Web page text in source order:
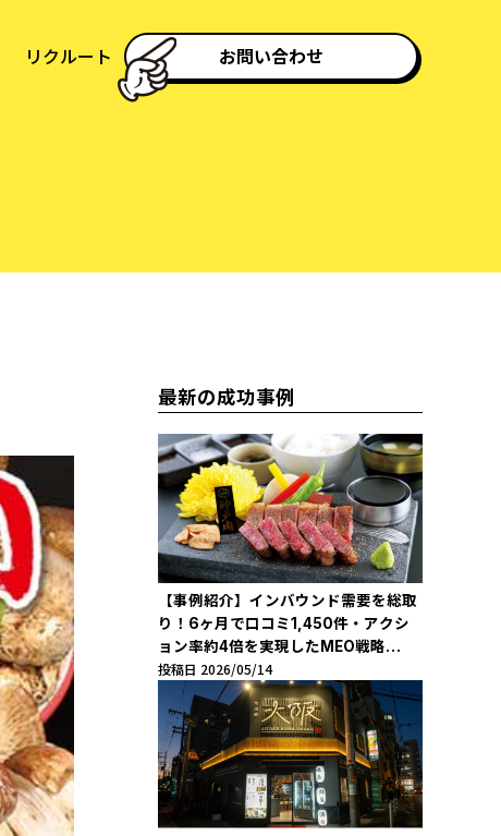
リクルート お問い合わせ
最新の成功事例
【事例紹介】インバウンド需要を総取
り！6ヶ月で口コミ1,450件・アクシ
ョン率約4倍を実現したMEO戦略
「KOBE BEEF FACTORY」
投稿日 2026/05/14